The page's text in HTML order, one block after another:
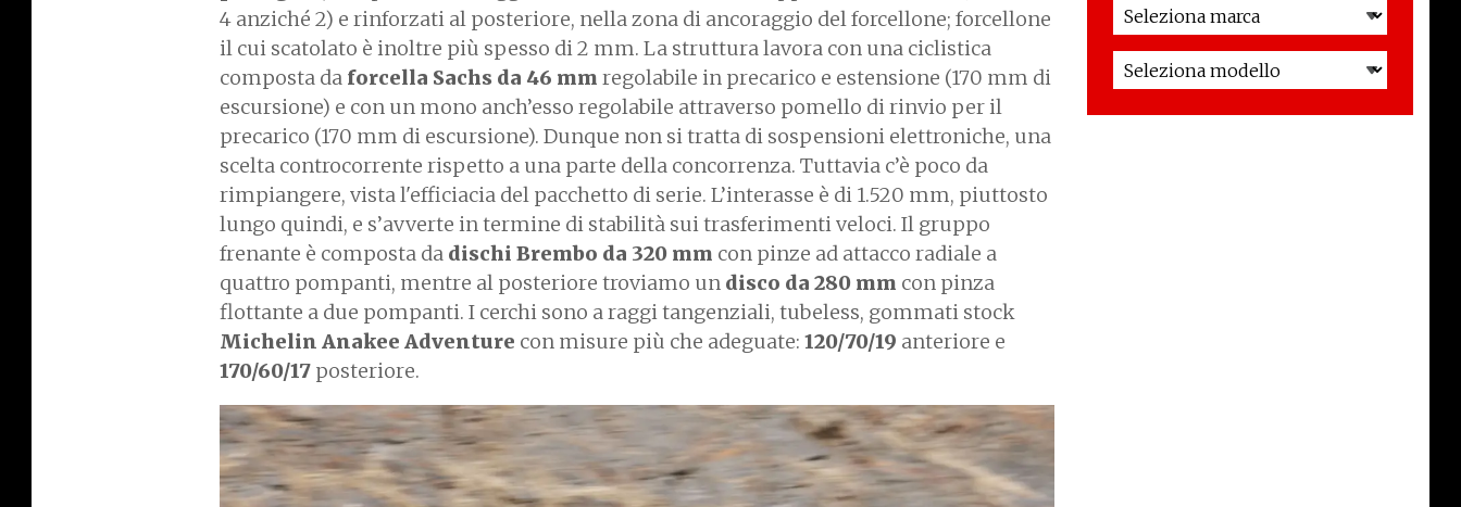
4 anziché 2) e rinforzati al posteriore, nella zona di ancoraggio del forcellone; forcellone
il cui scatolato è inoltre più spesso di 2 mm. La struttura lavora con una ciclistica
composta da forcella Sachs da 46 mm regolabile in precarico e estensione (170 mm di
escursione) e con un mono anch’esso regolabile attraverso pomello di rinvio per il
precarico (170 mm di escursione). Dunque non si tratta di sospensioni elettroniche, una
scelta controcorrente rispetto a una parte della concorrenza. Tuttavia c’è poco da
rimpiangere, vista l'efficiacia del pacchetto di serie. L’interasse è di 1.520 mm, piuttosto
lungo quindi, e s’avverte in termine di stabilità sui trasferimenti veloci. Il gruppo
frenante è composta da dischi Brembo da 320 mm con pinze ad attacco radiale a
quattro pompanti, mentre al posteriore troviamo un disco da 280 mm con pinza
flottante a due pompanti. I cerchi sono a raggi tangenziali, tubeless, gommati stock
Michelin Anakee Adventure con misure più che adeguate: 120/70/19 anteriore e
170/60/17 posteriore.